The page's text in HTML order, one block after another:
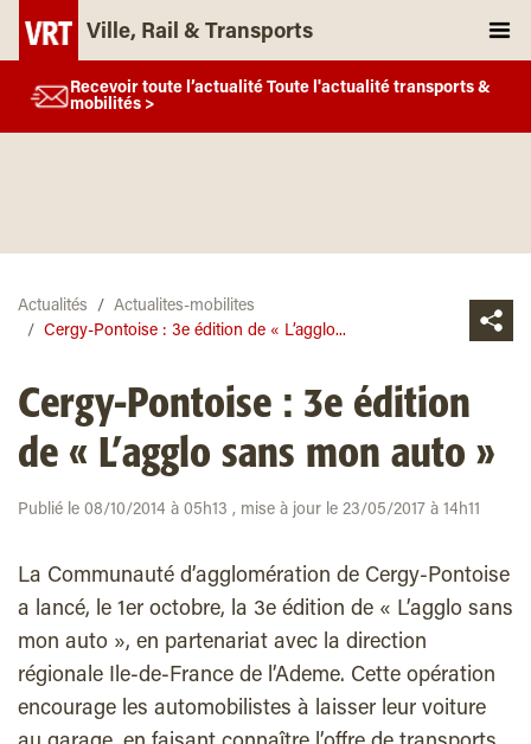
Ville, Rail & Transports
Recevoir toute l’actualité Toute l'actualité transports &
mobilités >
Actualités
Actualites-mobilites
Cergy-Pontoise : 3e édition de « L’agglo...
Cergy-Pontoise : 3e édition
de « L’agglo sans mon auto »
Publié le 08/10/2014 à 05h13 , mise à jour le 23/05/2017 à 14h11
La Communauté d’agglomération de Cergy-Pontoise
a lancé, le 1er octobre, la 3e édition de « L’agglo sans
mon auto », en partenariat avec la direction
régionale Ile-de-France de l’Ademe. Cette opération
encourage les automobilistes à laisser leur voiture